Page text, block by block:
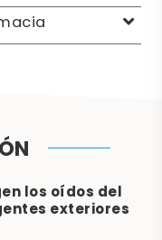
los oídos del
exteriores